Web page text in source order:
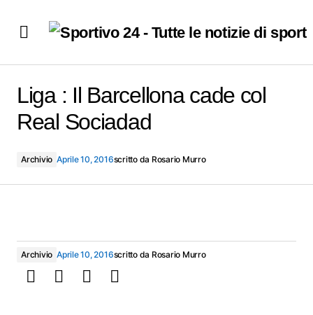
Liga : Il Barcellona cade col
Real Sociadad
Archivio Aprile 10, 2016scritto da Rosario Murro
Archivio Aprile 10, 2016scritto da Rosario Murro